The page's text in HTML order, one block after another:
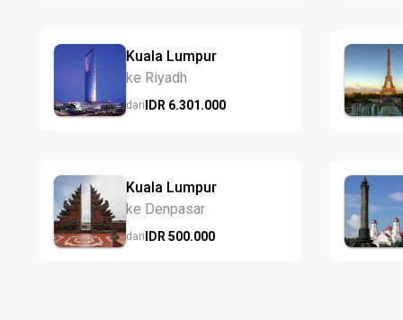
Kuala Lumpur
ke Riyadh
dariIDR 6.301.000
Kuala Lumpur
ke Denpasar
dariIDR 500.000